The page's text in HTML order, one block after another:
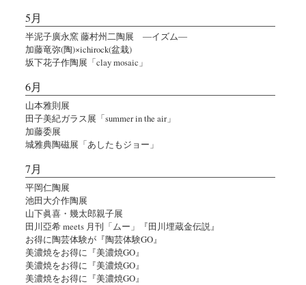
5月
半泥子廣永窯 藤村州二陶展 ―イズム―
加藤竜弥(陶)×ichirock(盆栽)
坂下花子作陶展「clay mosaic」
6月
山本雅則展
田子美紀ガラス展「summer in the air」
加藤委展
城雅典陶磁展「あしたもジョー」
7月
平岡仁陶展
池田大介作陶展
山下眞喜・幾太郎親子展
田川亞希 meets 月刊「ムー」『田川埋蔵金伝説』
お得に陶芸体験が『陶芸体験GO』
美濃焼をお得に『美濃焼GO』
美濃焼をお得に『美濃焼GO』
美濃焼をお得に『美濃焼GO』